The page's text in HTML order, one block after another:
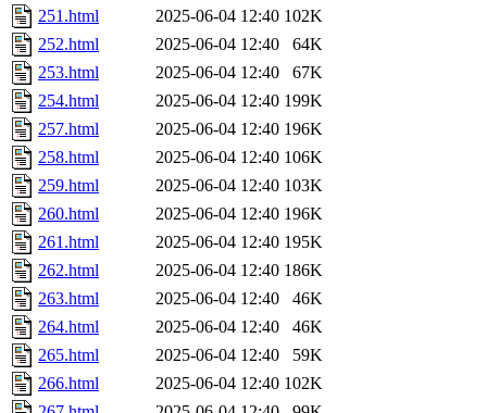
251.html
2025-06-04 12:40 102K
252.html
2025-06-04 12:40
64K
253.html
2025-06-04 12:40
67K
254.html
2025-06-04 12:40 199K
257.html
2025-06-04 12:40 196K
258.html
2025-06-04 12:40 106K
259.html
2025-06-04 12:40 103K
260.html
2025-06-04 12:40 196K
261.html
2025-06-04 12:40 195K
262.html
2025-06-04 12:40 186K
263.html
2025-06-04 12:40
46K
264.html
2025-06-04 12:40
46K
265.html
2025-06-04 12:40
59K
266.html
2025-06-04 12:40 102K